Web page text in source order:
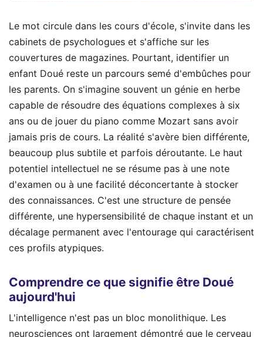
Le mot circule dans les cours d'école, s'invite dans les
cabinets de psychologues et s'affiche sur les
couvertures de magazines. Pourtant, identifier un
enfant Doué reste un parcours semé d'embûches pour
les parents. On s'imagine souvent un génie en herbe
capable de résoudre des équations complexes à six
ans ou de jouer du piano comme Mozart sans avoir
jamais pris de cours. La réalité s'avère bien différente,
beaucoup plus subtile et parfois déroutante. Le haut
potentiel intellectuel ne se résume pas à une note
d'examen ou à une facilité déconcertante à stocker
des connaissances. C'est une structure de pensée
différente, une hypersensibilité de chaque instant et un
décalage permanent avec l'entourage qui caractérisent
ces profils atypiques.
Comprendre ce que signifie être Doué
aujourd'hui
L'intelligence n'est pas un bloc monolithique. Les
neurosciences ont largement démontré que le cerveau